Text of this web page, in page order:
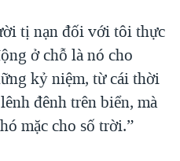
tị nạn đối với tôi thực
ở chỗ là nó cho
kỷ niệm, từ cái thời
đênh trên biển, mà
mặc cho số trời.”